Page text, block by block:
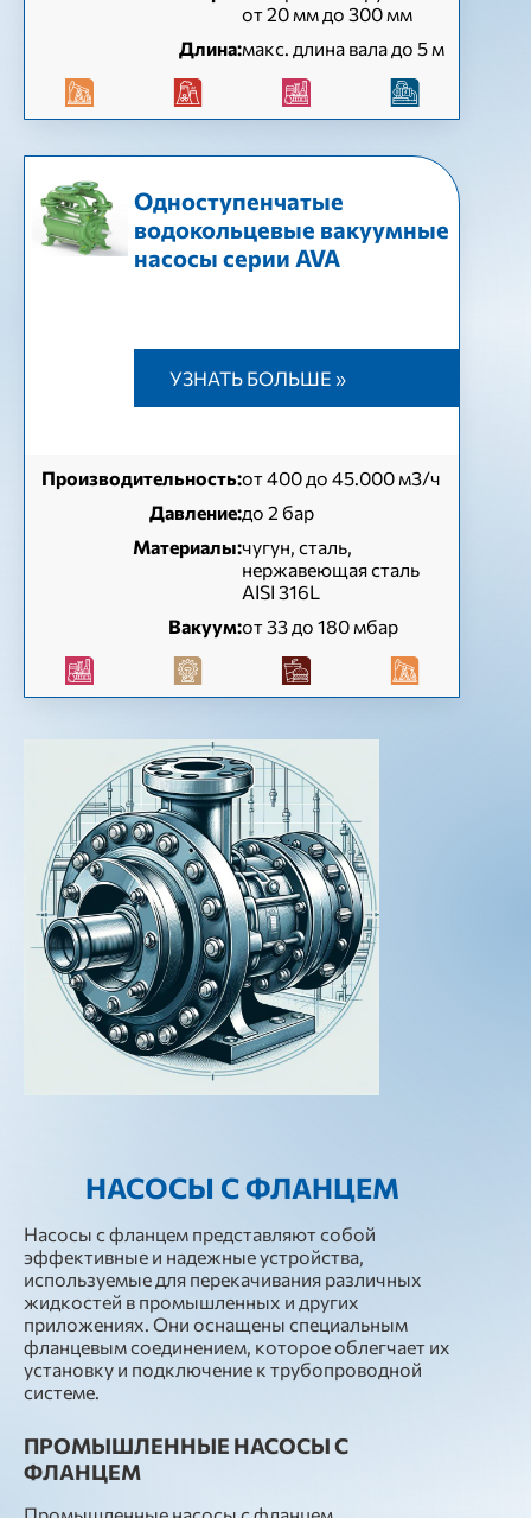
от 20 мм до 300 мм
Длина:макс. длина вала до 5 м
Одноступенчатые
водокольцевые вакуумные
насосы серии AVA
УЗНАТЬ БОЛЬШЕ »
Производительность:от 400 до 45.000 м3/ч
Давление:до 2 бар
Материалы:чугун, сталь,
нержавеющая сталь
AISI 316L
Вакуум:от 33 до 180 мбар
НАСОСЫ С ФЛАНЦЕМ
Насосы с фланцем представляют собой
эффективные и надежные устройства,
используемые для перекачивания различных
жидкостей в промышленных и других
приложениях. Они оснащены специальным
фланцевым соединением, которое облегчает их
установку и подключение к трубопроводной
системе.
ПРОМЫШЛЕННЫЕ НАСОСЫ С
ФЛАНЦЕМ